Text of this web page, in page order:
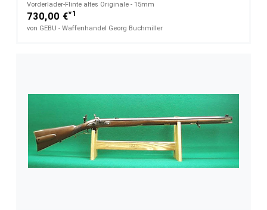
Vorderlader-Flinte altes Originale - 15mm
730,00 €*1
von GEBU - Waffenhandel Georg Buchmiller